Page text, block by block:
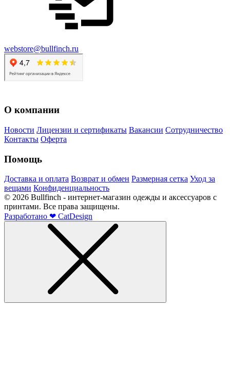
webstore@bullfinch.ru
О компании
Новости Лицензии и сертификаты Вакансии Сотрудничество
Контакты Оферта
Помощь
Доставка и оплата Возврат и обмен Размерная сетка Уход за
вещами Конфиденциальность
© 2026 Bullfinch - интернет-магазин одежды и аксессуаров с
принтами. Все права защищены.
Разработано ❤ CatDesign